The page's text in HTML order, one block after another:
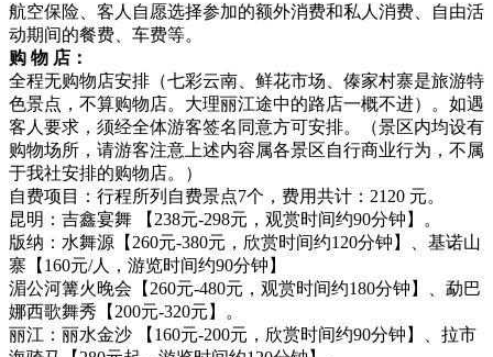
航空保险、客人自愿选择参加的额外消费和私人消费、自由活
动期间的餐费、车费等。
购 物 店：
全程无购物店安排（七彩云南、鲜花市场、傣家村寨是旅游特
色景点，不算购物店。大理丽江途中的路店一概不进）。如遇
客人要求，须经全体游客签名同意方可安排。（景区内均设有
购物场所，请游客注意上述内容属各景区自行商业行为，不属
于我社安排的购物店。）
自费项目：行程所列自费景点7个，费用共计：2120 元。
昆明：吉鑫宴舞 【238元-298元，观赏时间约90分钟】。
版纳：水舞源【260元-380元，欣赏时间约120分钟】、基诺山
寨【160元/人，游览时间约90分钟】
湄公河篝火晚会【260元-480元，观赏时间约180分钟】、勐巴
娜西歌舞秀【200元-320元】。
丽江：丽水金沙 【160元-200元，欣赏时间约90分钟】、拉市